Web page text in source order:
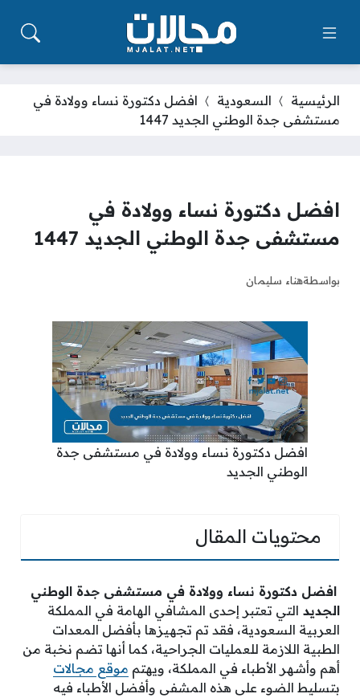
الرئيسية السعودية
افضل دكتورة نساء وولادة في
مستشفى جدة الوطني الجديد 1447
افضل دكتورة نساء وولادة في
مستشفى جدة الوطني الجديد 1447
بواسطةهناء سليمان
افضل دكتورة نساء وولادة في مستشفى جدة
الوطني الجديد
محتويات المقال
افضل دكتورة نساء وولادة في مستشفى جدة الوطني
الجديد التي تعتبر إحدى المشافي الهامة في المملكة
العربية السعودية، فقد تم تجهيزها بأفضل المعدات
الطبية اللازمة للعمليات الجراحية، كما أنها تضم نخبة من
أهم وأشهر الأطباء في المملكة، ويهتم موقع مجالات
بتسليط الضوء على هذه المشفى وأفضل الأطباء فيه